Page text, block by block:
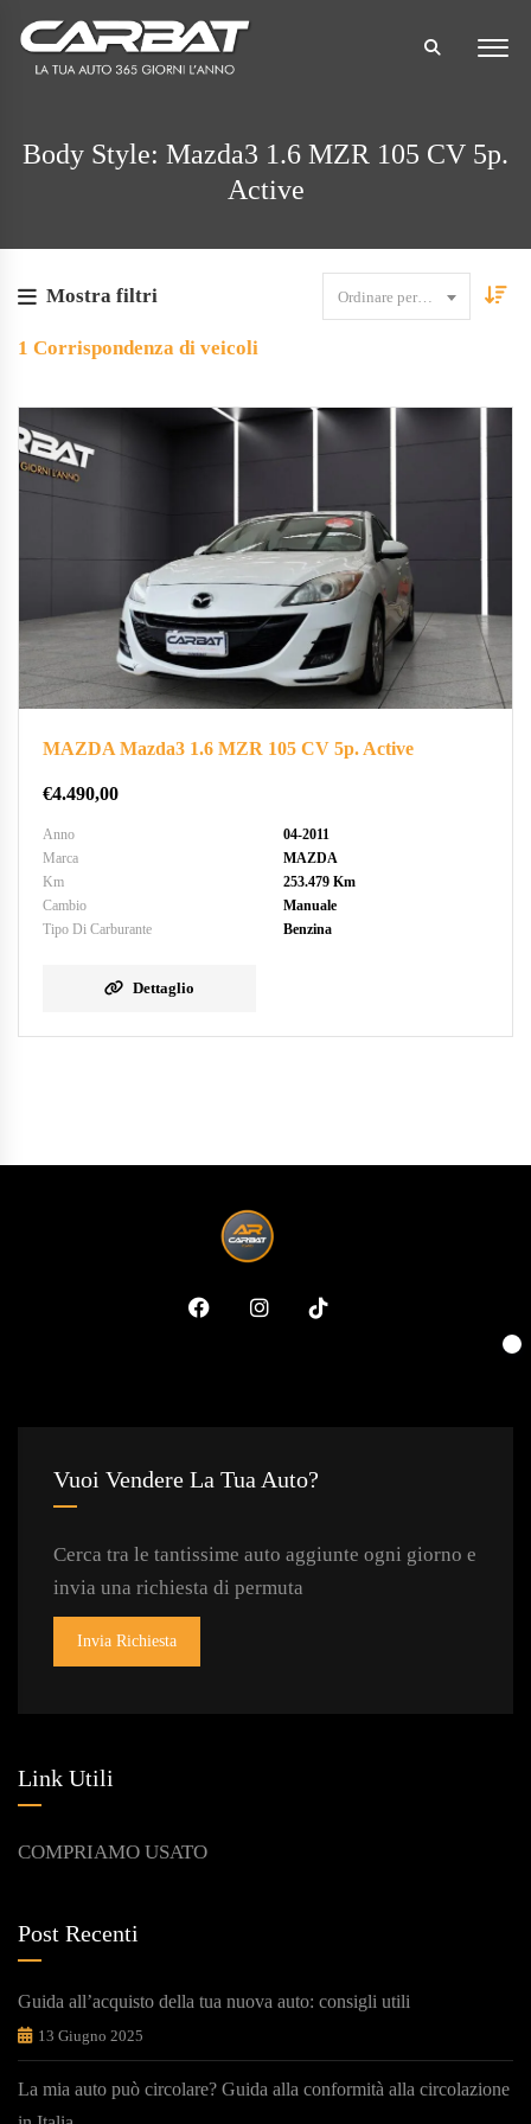
Body Style: Mazda3 1.6 MZR 105 CV 5p.
Active
Mostra filtri Ordinare per data
1 Corrispondenza di veicoli
MAZDA Mazda3 1.6 MZR 105 CV 5p. Active
€4.490,00
Anno
04-2011
Marca
MAZDA
Km
253.479 Km
Cambio
Manuale
Tipo Di Carburante
Benzina
Dettaglio
Vuoi Vendere La Tua Auto?
Cerca tra le tantissime auto aggiunte ogni giorno e
invia una richiesta di permuta
Invia Richiesta
Link Utili
COMPRIAMO USATO
Post Recenti
Guida all’acquisto della tua nuova auto: consigli utili
13 Giugno 2025
La mia auto può circolare? Guida alla conformità alla circolazione